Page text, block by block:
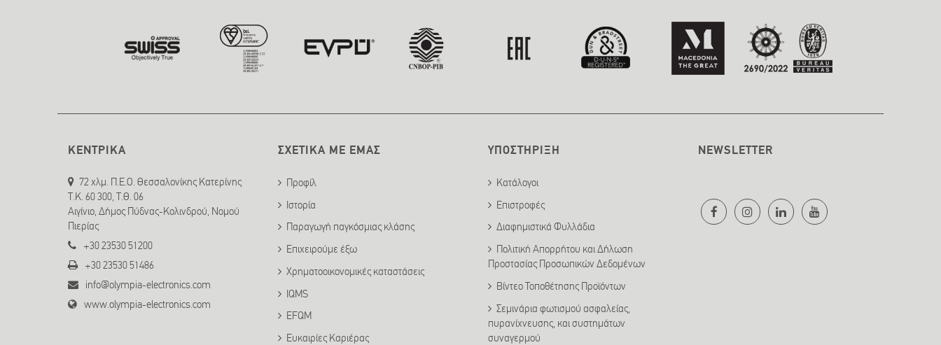
ΚΕΝΤΡΙΚΑ
72 χλμ. Π.Ε.Ο. Θεσσαλονίκης Κατερίνης
T.K. 60 300, Τ.Θ. 06
Αιγίνιο, Δήμος Πύδνας-Κολινδρού, Νομού
Πιερίας
+30 23530 51200
+30 23530 51486
info@olympia-electronics.com
www.olympia-electronics.com
ΣΧΕΤΙΚΑ ΜΕ ΕΜΑΣ
Προφίλ
Ιστορία
Παραγωγή παγκόσμιας κλάσης
Επιχειρούμε έξω
Χρηματοοικονομικές καταστάσεις
IQMS
EFQM
Ευκαιρίες Καριέρας
ΥΠΟΣΤΗΡΙΞΗ
Κατάλογοι
Επιστροφές
Διαφημιστικά Φυλλάδια
Πολιτική Απορρήτου και Δήλωση
Προστασίας Προσωπικών Δεδομένων
Βίντεο Τοποθέτησης Προϊόντων
Σεμινάρια φωτισμού ασφαλείας,
πυρανίχνευσης, και συστημάτων
συναγερμού
NEWSLETTER